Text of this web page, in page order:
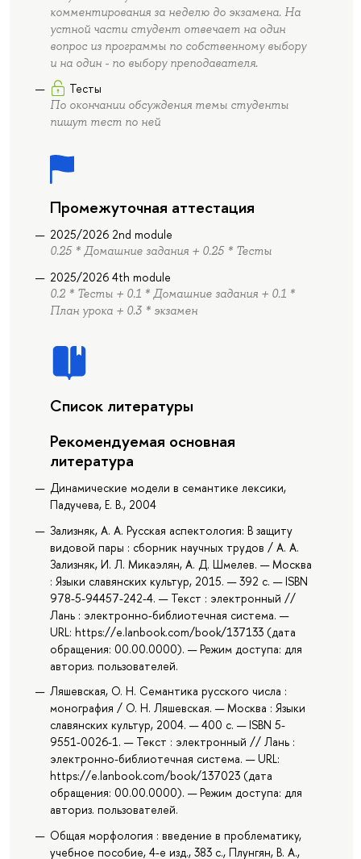
комментирования за неделю до экзамена. На
устной части студент отвечает на один
вопрос из программы по собственному выбору
и на один - по выбору преподавателя.
Тесты
По окончании обсуждения темы студенты
пишут тест по ней
Промежуточная аттестация
2025/2026 2nd module
0.25 * Домашние задания + 0.25 * Тесты
2025/2026 4th module
0.2 * Тесты + 0.1 * Домашние задания + 0.1 *
План урока + 0.3 * экзамен
Список литературы
Рекомендуемая основная
литература
Динамические модели в семантике лексики,
Падучева, Е. В., 2004
Зализняк, А. А. Русская аспектология: В защиту
видовой пары : сборник научных трудов / А. А.
Зализняк, И. Л. Микаэлян, А. Д. Шмелев. — Москва
: Языки славянских культур, 2015. — 392 с. — ISBN
978-5-94457-242-4. — Текст : электронный //
Лань : электронно-библиотечная система. —
URL: https://e.lanbook.com/book/137133 (дата
обращения: 00.00.0000). — Режим доступа: для
авториз. пользователей.
Ляшевская, О. Н. Семантика русского числа :
монография / О. Н. Ляшевская. — Москва : Языки
славянских культур, 2004. — 400 с. — ISBN 5-
9551-0026-1. — Текст : электронный // Лань :
электронно-библиотечная система. — URL:
https://e.lanbook.com/book/137023 (дата
обращения: 00.00.0000). — Режим доступа: для
авториз. пользователей.
Общая морфология : введение в проблематику,
учебное пособие, 4-е изд., 383 с., Плунгян, В. А.,